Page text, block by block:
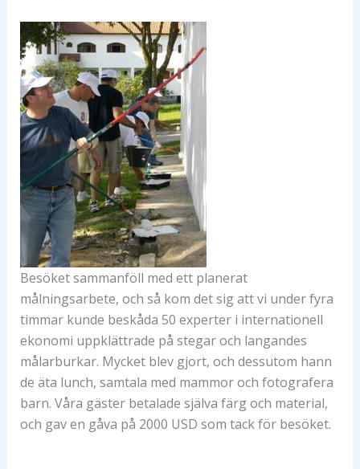
Besöket sammanföll med ett planerat
målningsarbete, och så kom det sig att vi under fyra
timmar kunde beskåda 50 experter i internationell
ekonomi uppklättrade på stegar och langandes
målarburkar. Mycket blev gjort, och dessutom hann
de äta lunch, samtala med mammor och fotografera
barn. Våra gäster betalade själva färg och material,
och gav en gåva på 2000 USD som tack för besöket.